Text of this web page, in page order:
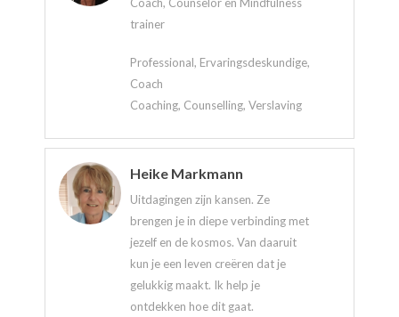
trainer
Professional, Ervaringsdeskundige,
Coach
Coaching, Counselling, Verslaving
Heike Markmann
Uitdagingen zijn kansen. Ze
brengen je in diepe verbinding met
jezelf en de kosmos. Van daaruit
kun je een leven creëren dat je
gelukkig maakt. Ik help je
ontdekken hoe dit gaat.